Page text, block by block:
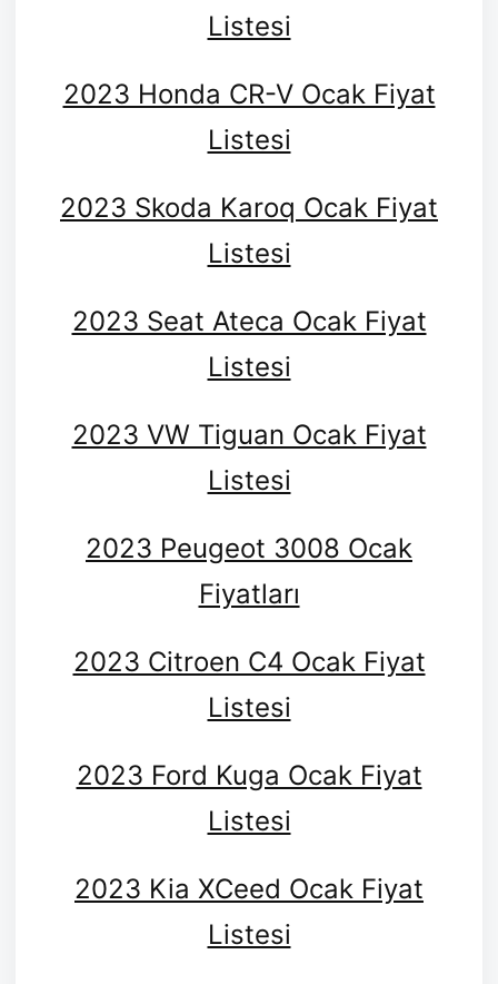
Listesi
2023 Honda CR-V Ocak Fiyat
Listesi
2023 Skoda Karoq Ocak Fiyat
Listesi
2023 Seat Ateca Ocak Fiyat
Listesi
2023 VW Tiguan Ocak Fiyat
Listesi
2023 Peugeot 3008 Ocak
Fiyatları
2023 Citroen C4 Ocak Fiyat
Listesi
2023 Ford Kuga Ocak Fiyat
Listesi
2023 Kia XCeed Ocak Fiyat
Listesi